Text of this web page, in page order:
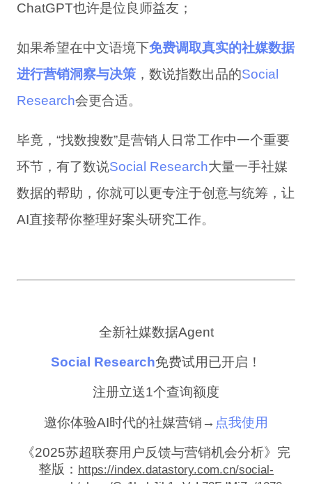
ChatGPT也许是位良师益友；
如果希望在中文语境下免费调取真实的社媒数据
进行营销洞察与决策，数说指数出品的Social
Research会更合适。
毕竟，“找数搜数”是营销人日常工作中一个重要
环节，有了数说Social Research大量一手社媒
数据的帮助，你就可以更专注于创意与统筹，让
AI直接帮你整理好案头研究工作。
全新社媒数据Agent
Social Research免费试用已开启！
注册立送1个查询额度
邀你体验AI时代的社媒营销→ 点我使用
《2025苏超联赛用户反馈与营销机会分析》完
整版： https://index.datastory.com.cn/social-